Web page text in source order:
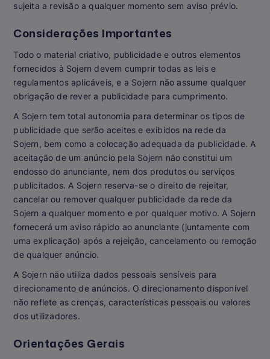
sujeita a revisão a qualquer momento sem aviso prévio.
Considerações Importantes
Todo o material criativo, publicidade e outros elementos
fornecidos à Sojern devem cumprir todas as leis e
regulamentos aplicáveis, e a Sojern não assume qualquer
obrigação de rever a publicidade para cumprimento.
A Sojern tem total autonomia para determinar os tipos de
publicidade que serão aceites e exibidos na rede da
Sojern, bem como a colocação adequada da publicidade. A
aceitação de um anúncio pela Sojern não constitui um
endosso do anunciante, nem dos produtos ou serviços
publicitados. A Sojern reserva-se o direito de rejeitar,
cancelar ou remover qualquer publicidade da rede da
Sojern a qualquer momento e por qualquer motivo. A Sojern
fornecerá um aviso rápido ao anunciante (juntamente com
uma explicação) após a rejeição, cancelamento ou remoção
de qualquer anúncio.
A Sojern não utiliza dados pessoais sensíveis para
direcionamento de anúncios. O direcionamento disponível
não reflete as crenças, características pessoais ou valores
dos utilizadores.
Orientações Gerais